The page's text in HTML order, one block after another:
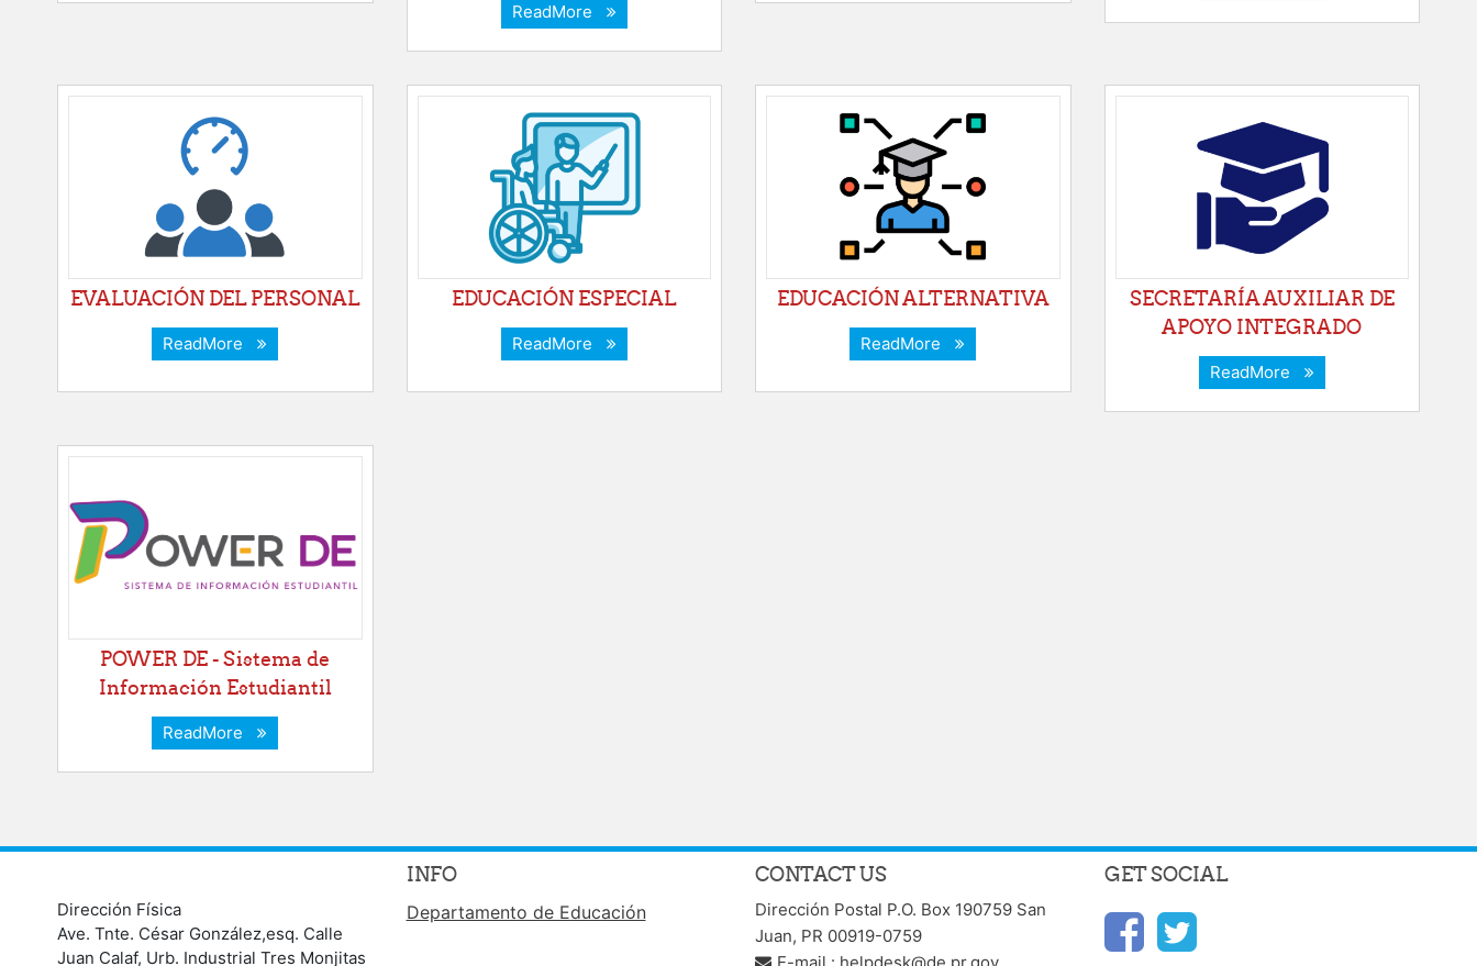
ReadMore
EVALUACIÓN DEL PERSONAL
ReadMore
EDUCACIÓN ESPECIAL
ReadMore
EDUCACIÓN ALTERNATIVA
ReadMore
SECRETARÍA AUXILIAR DE
APOYO INTEGRADO
ReadMore
POWER DE - Sistema de
Información Estudiantil
ReadMore
Dirección Física
Ave. Tnte. César González,esq. Calle
Juan Calaf, Urb. Industrial Tres Monjitas
INFO
Departamento de Educación
CONTACT US
Dirección Postal P.O. Box 190759 San
Juan, PR 00919-0759
GET SOCIAL